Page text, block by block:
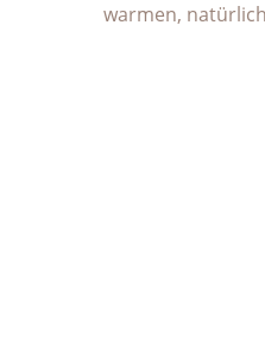
warmen,